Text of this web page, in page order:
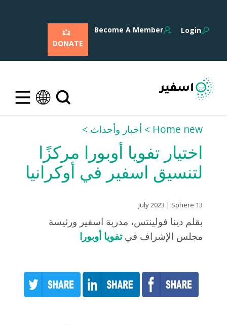
Login
Become A Member
DONATE
Home new أخبار وأحداث
اختيار تفويا أوبورا مركزًا
لتنسيق اسفير في أوكرانيا
13 July 2023 | Sphere
بقلم دينا فولينتس، مدربة اسفير ورئيسة
مجلس الإشراف فيتفويا أوبورا